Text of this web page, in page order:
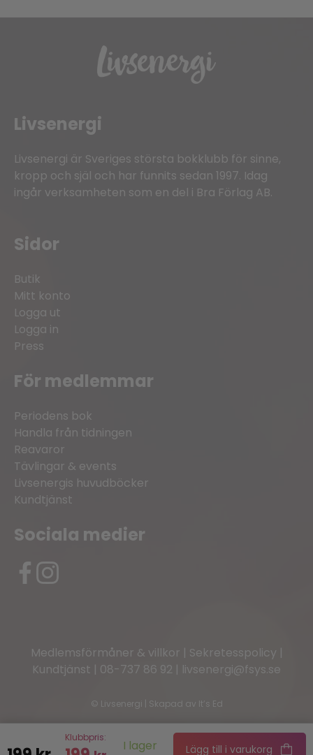
Klubbpris: I lager Lägg till i varukorg
Livsenergi
Livsenergi är Sveriges största bokklubb för sinne,
kropp och själ och har funnits sedan 1997. Idag
ingår verksamheten som en del i Bra Förlag AB.
Sidor
Butik
Mitt konto
Logga ut
Logga in
Press
För medlemmar
Periodens bok
Handla från tidningen
Reavaror
Tävlingar & events
Livsenergis huvudböcker
Kundtjänst
Sociala medier
Medlemsförmåner & villkor | Sekretesspolicy |
Kundtjänst | 08-737 86 92 | livsenergi@fsys.se
© Livsenergi | Skapad av It’s Ed